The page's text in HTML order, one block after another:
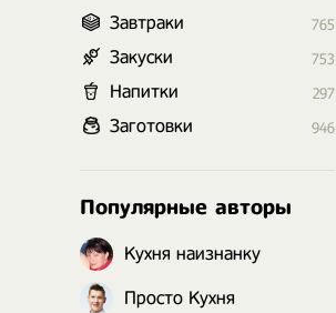
Завтраки 765
Закуски 753
Напитки 297
Заготовки 946
Популярные авторы
Кухня наизнанку
Просто Кухня